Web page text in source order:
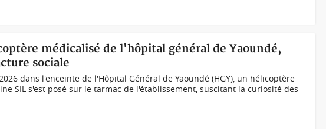
médicalisé de l'hôpital général de Yaoundé,
sociale
dans l'enceinte de l'Hôpital Général de Yaoundé (HGY), un hélicoptère
SIL s'est posé sur le tarmac de l'établissement, suscitant la curiosité des